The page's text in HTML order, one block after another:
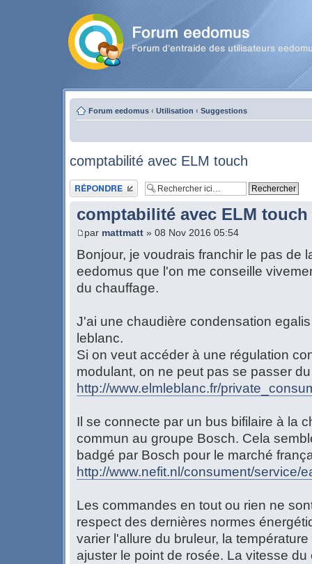
Forum eedomus ‹ Utilisation ‹ Suggestions
comptabilité avec ELM touch
Publier une réponse
comptabilité avec ELM touch
par mattmatt » 08 Nov 2016 05:54
Bonjour, je voudrais franchir le pas de
eedomus que l'on me conseille
du chauffage.
J'ai une chaudière condensation
leblanc.
Si on veut accéder à une régulation
modulant, on ne peut pas se passer
http://www.elmleblanc.fr/
Il se connecte par un bus bifilaire à la
commun au groupe Bosch. Cela
badgé par Bosch pour le marché
http://www.nefit.nl/consument/service/
Les commandes en tout ou rien ne
respect des dernières normes
varier l'allure du bruleur, la
ajuster le point de rosée. La vitesse